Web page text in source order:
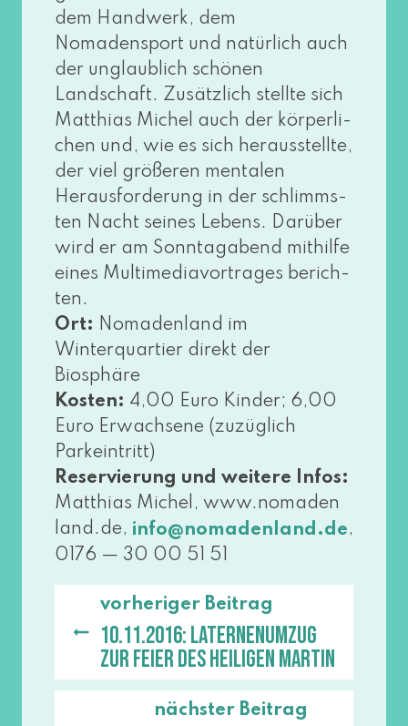
dem Handwerk, dem
Nomadensport und natür­lich auch
der unglaub­lich schö­nen
Landschaft. Zusätzlich stell­te sich
Matthias Michel auch der kör­per­li­
chen und, wie es sich her­aus­stell­te,
der viel grö­ße­ren men­ta­len
Herausforderung in der schlimms­
ten Nacht sei­nes Lebens. Darüber
wird er am Sonntagabend mit­hil­fe
eines Multimediavortrages berich­
ten.
Ort: Nomadenland im
Winterquartier direkt der
Biosphäre
Kosten: 4,00 Euro Kinder; 6,00
Euro Erwachsene (zuzüg­lich
Parkeintritt)
Reservierung und wei­te­re Infos:
Matthias Michel, www​.noma​den​
land​.de, info@​nomadenland.​de,
0176 — 30 00 51 51
vorheriger Beitrag
10.11.2016: Laternenumzug
zur Feier des heiligen Martin
nächster Beitrag